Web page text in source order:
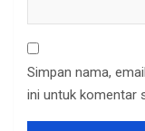
Simpan nama,
ini untuk komentar